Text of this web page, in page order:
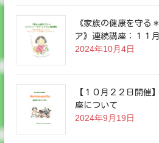
《家族の健康を守る
ア》連続講座：１１
2024年10月4日
【１０月２２日開催
座について
2024年9月19日